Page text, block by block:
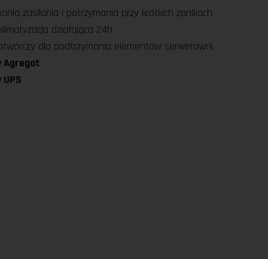
zasilania i potrzymania przy krótkich zanikach
działająca 24h
dla podtrzymania elementów serwerowni
Agregat